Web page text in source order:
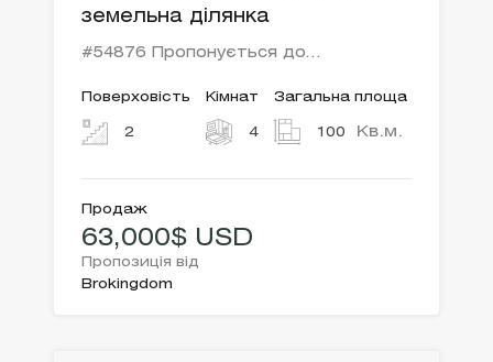
земельна ділянка
#54876 Пропонується до…
Поверховість
2
Кімнат
4
Загальна площа
100 Кв.м.
Продаж
63,000$ USD
Пропозиція від
Brokingdom